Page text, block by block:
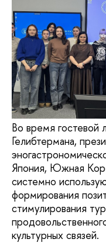
Во время гостевой
Гелибтермана,
Япония, Южная
системно
формирования
стимулирования
культурных связей.